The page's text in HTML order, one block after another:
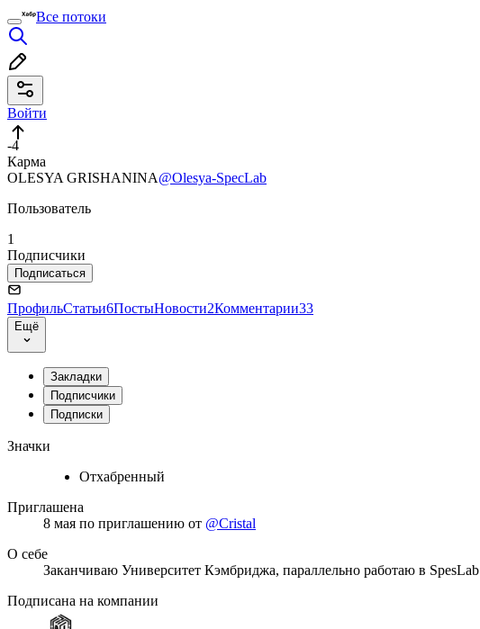
Все потоки
Войти
-4
Карма
OLESYA GRISHANINA@Olesya-SpecLab
Пользователь
1
Подписчики
Подписаться
ПрофильСтатьи6ПостыНовости2Комментарии33
Ещё
Закладки
Подписчики
Подписки
Значки
Отхабренный
Приглашена
8 мая по приглашению от @Cristal
О себе
Заканчиваю Университет Кэмбриджа, параллельно работаю в SpesLab
Подписана на компании